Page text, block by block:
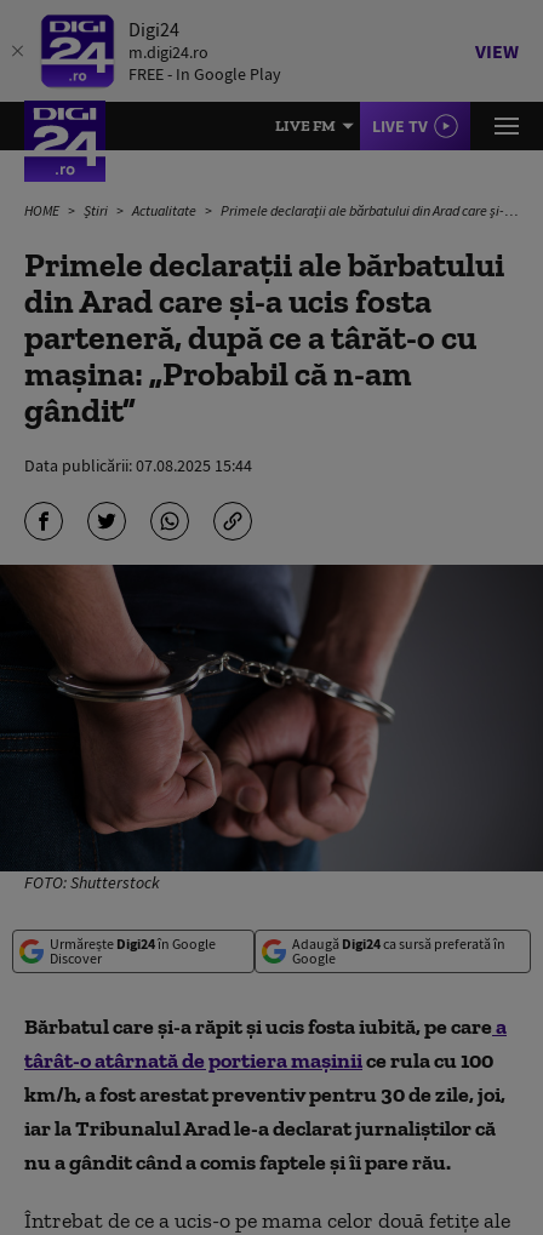
Digi24
m.digi24.ro
FREE - In Google Play
VIEW
LIVE FM LIVE TV
HOME Știri Actualitate Primele declarații ale bărbatului din Arad care şi-a ucis fosta parteneră, după ce a târăt-o cu mașina: „Probabil că n-am gândit”
Primele declarații ale bărbatului
din Arad care şi-a ucis fosta
parteneră, după ce a târăt-o cu
mașina: „Probabil că n-am
gândit”
Data publicării:07.08.2025 15:44
FOTO: Shutterstock
Urmărește Digi24în Google
Discover
Adaugă Digi24ca sursă preferată în
Google
Bărbatul care şi-a răpit şi ucis fosta iubită, pe carea
târât-o atârnată de portiera maşiniice rula cu 100
km/h, a fost arestat preventiv pentru 30 de zile, joi,
iar la Tribunalul Arad le-a declarat jurnaliştilor că
nu a gândit când a comis faptele şi îi pare rău.
Întrebat de ce a ucis-o pe mama celor două fetiţe ale